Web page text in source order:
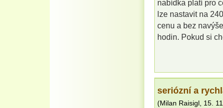
nabídka platí pro
lze nastavit na
cenu a bez
hodin. Pokud si
seriózní a
(Milan Raisigl, 15.